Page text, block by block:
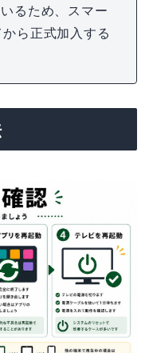
るため、スマー
ら正式加入する